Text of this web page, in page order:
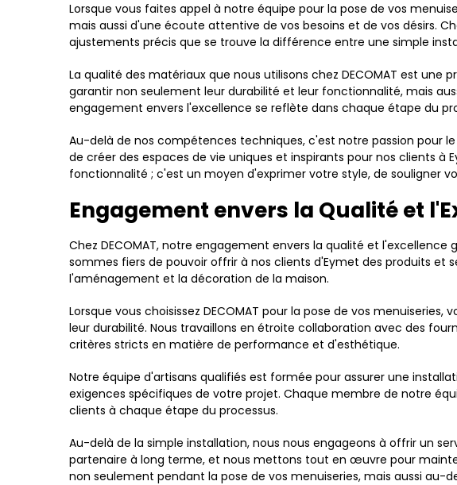
Lorsque vous faites appel à notre équipe pour la pose de vos
mais aussi d'une écoute attentive de vos besoins et de vos désirs.
ajustements précis que se trouve la différence entre une simple
La qualité des matériaux que nous utilisons chez DECOMAT est
garantir non seulement leur durabilité et leur fonctionnalité, mais
engagement envers l'excellence se reflète dans chaque étape du
Au-delà de nos compétences techniques, c'est notre passion pour
de créer des espaces de vie uniques et inspirants pour nos clients
fonctionnalité ; c'est un moyen d'exprimer votre style, de souligner
Engagement envers la Qualité et
Chez DECOMAT, notre engagement envers la qualité et
sommes fiers de pouvoir offrir à nos clients d'Eymet des produits et
l'aménagement et la décoration de la maison.
Lorsque vous choisissez DECOMAT pour la pose de vos
leur durabilité. Nous travaillons en étroite collaboration avec des
critères stricts en matière de performance et d'esthétique.
Notre équipe d'artisans qualifiés est formée pour assurer une
exigences spécifiques de votre projet. Chaque membre de notre
clients à chaque étape du processus.
Au-delà de la simple installation, nous nous engageons à offrir un
partenaire à long terme, et nous mettons tout en œuvre pour
non seulement pendant la pose de vos menuiseries, mais aussi